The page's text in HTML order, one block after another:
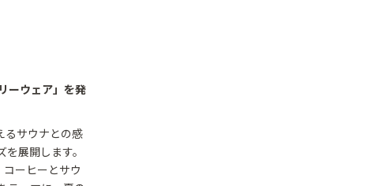
ーウェア」を発
るサウナとの感
展開します。
ーヒーとサウ